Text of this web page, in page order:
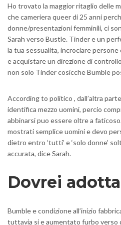
Ho trovato la maggior ritaglio delle
che cameriera queer di 25 anni
donne/presentazioni femminili, ci
Sarah verso Bustle. Tinder e un
la tua sessualita, incrociare
e acquistare un direzione di
non solo Tinder cosicche Bumble
According to politico , dall’altra
identifica mezzo uomini, percio
abbinarsi puo essere oltre a
mostrati semplice uomini e devo
dietro entro ‘tutti’ e ‘solo donne’
accurata, dice Sarah.
Dovrei
Bumble e condizione all’inizio
tuttavia si e aumentato furbo verso